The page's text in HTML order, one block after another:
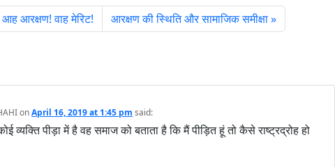
आह आरक्षण! वाह मेरिट! आरक्षण की स्थिति और सामाजिक समीक्षा
onApril 16, 2019 at 1:45 pm said:
व्यक्ति पीड़ा में है वह समाज को बताता है कि मैं पीड़ित हूं तो कैसे राष्ट्रद्रोह हो